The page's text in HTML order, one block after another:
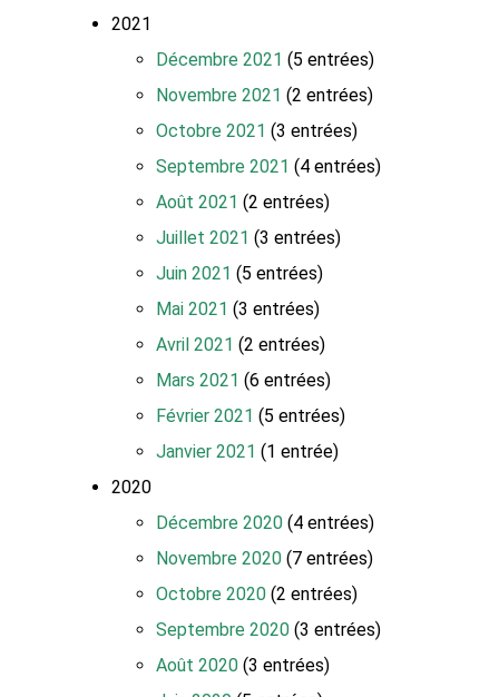
2021
Décembre 2021 (5 entrées)
Novembre 2021 (2 entrées)
Octobre 2021 (3 entrées)
Septembre 2021 (4 entrées)
Août 2021 (2 entrées)
Juillet 2021 (3 entrées)
Juin 2021 (5 entrées)
Mai 2021 (3 entrées)
Avril 2021 (2 entrées)
Mars 2021 (6 entrées)
Février 2021 (5 entrées)
Janvier 2021 (1 entrée)
2020
Décembre 2020 (4 entrées)
Novembre 2020 (7 entrées)
Octobre 2020 (2 entrées)
Septembre 2020 (3 entrées)
Août 2020 (3 entrées)